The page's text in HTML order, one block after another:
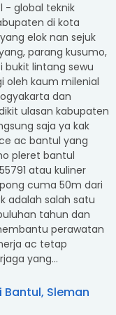
- global teknik
di kota
elok nan sejuk
parang kusumo,
bukit lintang sewu
oleh kaum milenial
dan
ulasan kabupaten
saja ya kak
ac bantul yang
pleret bantul
atau kuliner
cuma 50m dari
adalah salah satu
tahun dan
perawatan
ac tetap
yang...
Bantul, Sleman